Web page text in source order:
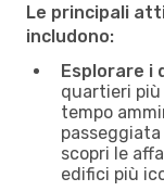
Le principali
includono:
Esplorare i
quartieri
tempo
scopri le
edifici più